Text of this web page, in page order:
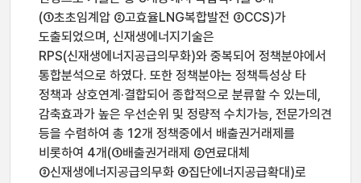
(①초초임계압 ②고효율LNG복합발전 ③CCS)가
도출되었으며, 신재생에너지기술은
RPS(신재생에너지공급의무화)와 중복되어 정책분야에서
통합분석으로 하였다. 또한 정책분야는 정책특성상 타
정책과 상호연계·결합되어 종합적으로 분류할 수 있는데,
감축효과가 높은 우선순위 및 정량적 수치가능, 전문가의견
등을 수렴하여 총 12개 정책중에서 배출권거래제를
비롯하여 4개(①배출권거래제 ②연료대체
③신재생에너지공급의무화 ④집단에너지공급확대)로